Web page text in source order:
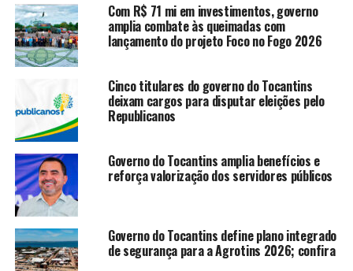
Com R$ 71 mi em investimentos, governo
amplia combate às queimadas com
lançamento do projeto Foco no Fogo 2026
Cinco titulares do governo do Tocantins
deixam cargos para disputar eleições pelo
Republicanos
Governo do Tocantins amplia benefícios e
reforça valorização dos servidores públicos
Governo do Tocantins define plano integrado
de segurança para a Agrotins 2026; confira